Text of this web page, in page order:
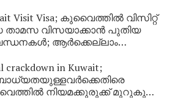
Visit Visa; കുവൈത്തിൽ വിസിറ്റ്
താമസ വിസയാക്കാൻ പുതിയ
ആർക്കെല്ലാം
crackdown in Kuwait;
നിയമക്കുരുക്ക് മുറുകുന്നു;